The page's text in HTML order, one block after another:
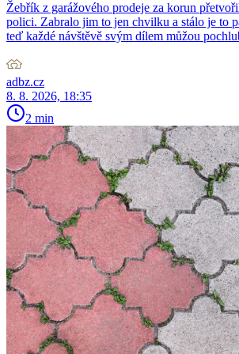
Žebřík z garážového prodeje za korun
polici. Zabralo jim to jen chvilku a stálo je to
teď každé návštěvě svým dílem můžou
adbz.cz
8. 8. 2026, 18:35
2 min